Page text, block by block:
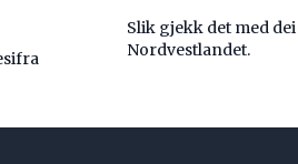
Slik gjekk det med
Nordvestlandet.